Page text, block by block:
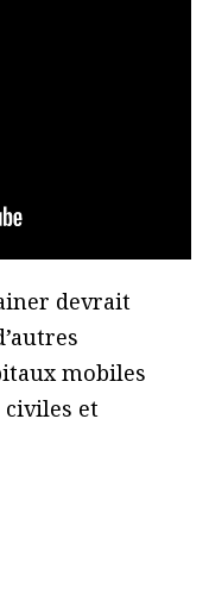
devrait
mobiles
et